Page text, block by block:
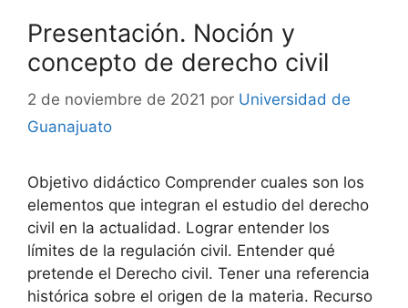
Presentación. Noción y
concepto de derecho civil
2 de noviembre de 2021 por Universidad de
Guanajuato
Objetivo didáctico Comprender cuales son los
elementos que integran el estudio del derecho
civil en la actualidad. Lograr entender los
límites de la regulación civil. Entender qué
pretende el Derecho civil. Tener una referencia
histórica sobre el origen de la materia. Recurso